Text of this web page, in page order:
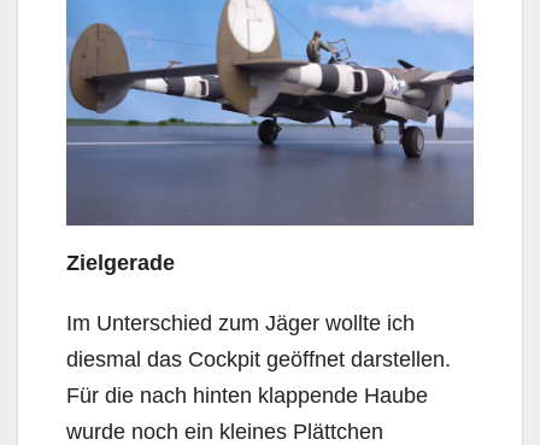
Zielgerade
Im Unterschied zum Jäger wollte ich
diesmal das Cockpit geöffnet darstellen.
Für die nach hinten klappende Haube
wurde noch ein kleines Plättchen